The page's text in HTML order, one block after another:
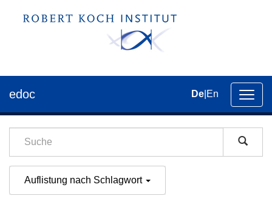
der
edoc De En
Auflistung nach Schlagwort